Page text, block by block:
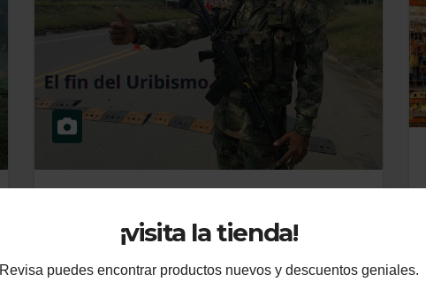
¡visita la tienda!
Revisa puedes encontrar productos nuevos y descuentos geniales.
El fin del Uribismo